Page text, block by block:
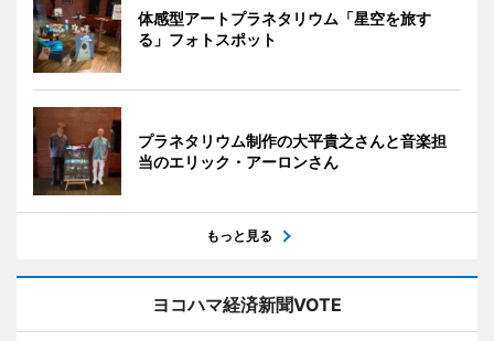
体感型アートプラネタリウム「星空を旅す
る」フォトスポット
プラネタリウム制作の大平貴之さんと音楽担
当のエリック・アーロンさん
もっと見る
ヨコハマ経済新聞VOTE